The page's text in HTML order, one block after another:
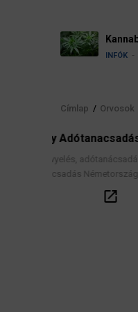
Kannabisz
4 August 2026
Morzsa
Címlap / Orvosok
Könyvelés
jogi
LBS